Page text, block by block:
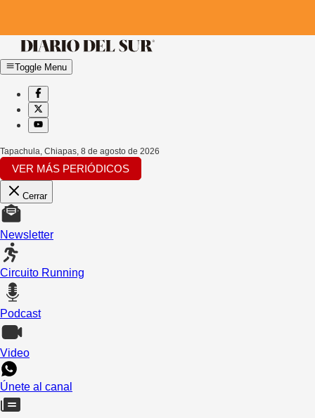
Toggle Menu
Tapachula, Chiapas, 8 de agosto de 2026
VER MÁS PERIÓDICOS
Cerrar
Newsletter
Circuito Running
Podcast
Video
Únete al canal